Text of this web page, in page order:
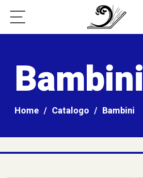
Bambini
Home / Catalogo / Bambini